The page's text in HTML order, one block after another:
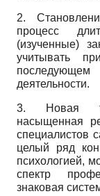
2.
процесс
(изученные)
учитывать
деятельности.
3. Новая
насыщенная
специалистов
целый ряд
психологией,
спектр
знаковая